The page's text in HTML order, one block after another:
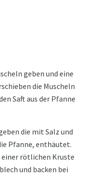
geben und eine
die Muscheln
Saft aus der Pfanne
die mit Salz und
Pfanne, enthäutet.
einer rötlichen Kruste
und backen bei